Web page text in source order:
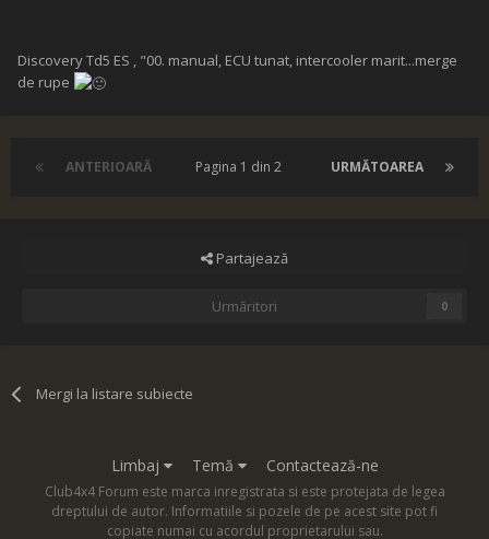
Discovery Td5 ES , "00. manual, ECU tunat, intercooler marit...merge
de rupe
ANTERIOARĂ URMĂTOAREA
Pagina 1 din 2
Partajează
Urmăritori 0
Mergi la listare subiecte
Limbaj Temă Contactează-ne
Club4x4 Forum este marca inregistrata si este protejata de legea
dreptului de autor. Informatiile si pozele de pe acest site pot fi
copiate numai cu acordul proprietarului sau.